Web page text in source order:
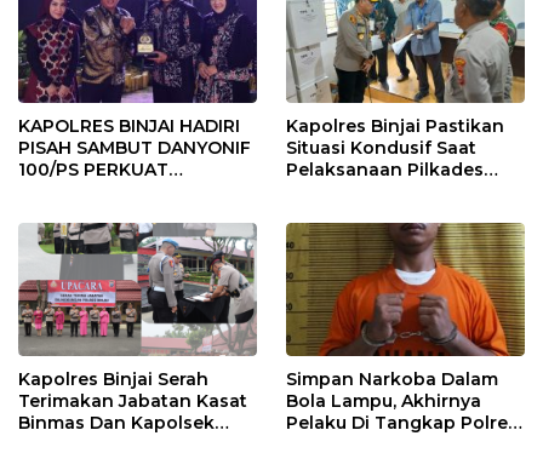
KAPOLRES BINJAI HADIRI
PISAH SAMBUT DANYONIF
100/PS PERKUAT
Kapolres Binjai Pastikan
Situasi Kondusif Saat
Pelaksanaan Pilkades
Kapolres Binjai Serah
Terimakan Jabatan Kasat
Binmas Dan Kapolsek
Simpan Narkoba Dalam
Bola Lampu, Akhirnya
Pelaku Di Tangkap Polres